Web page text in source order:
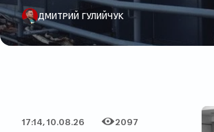
АВТОР ПУБЛИКАЦИИ
ДМИТРИЙ ГУЛИЙЧУК
Дата публикации
17:14, 10.08.26
Категория
Количество просмотров
2097